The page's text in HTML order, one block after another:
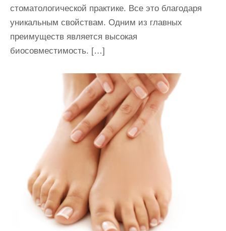
стоматологической практике. Все это благодаря
уникальным свойствам. Одним из главных
преимуществ является высокая
биосовместимость. […]